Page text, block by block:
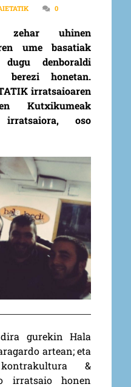
0
zehar uhinen
ume basatiak
denboraldi
berezi honetan.
irratsaioaren
Kutxikumeak
oso
gurekin Hala
artean; eta
&
irratsaio honen